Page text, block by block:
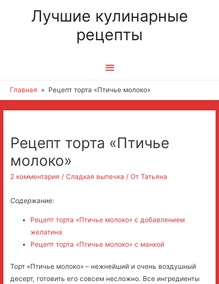
Лучшие кулинарные
рецепты
Главное
меню
Главная Рецепт торта «Птичье молоко»
Рецепт торта «Птичье
молоко»
2 комментария /Сладкая выпечка / ОтТатьяна
Содержание:
Рецепт торта «Птичье молоко» с добавлением
желатина
Рецепт торта «Птичье молоко» с манкой
Торт «Птичье молоко» – нежнейший и очень воздушный
десерт, готовить его совсем несложно. Все ингредиенты
записям